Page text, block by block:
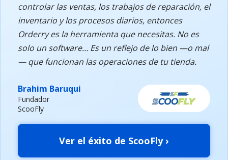
controlar las ventas, los trabajos de reparación, el
inventario y los procesos diarios, entonces
Orderry es la herramienta que necesitas. No es
solo un software… Es un reflejo de lo bien —o mal
— que funcionan las operaciones de tu tienda.
Brahim Baruqui
Fundador
ScooFly
Ver el éxito de ScooFly ›